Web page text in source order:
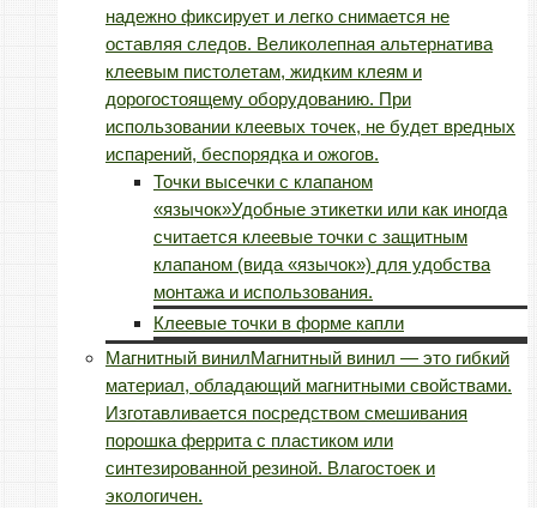
надежно фиксирует и легко снимается не
оставляя следов. Великолепная альтернатива
клеевым пистолетам, жидким клеям и
дорогостоящему оборудованию. При
использовании клеевых точек, не будет вредных
испарений, беспорядка и ожогов.
Точки высечки с клапаном
«язычок»Удобные этикетки или как иногда
считается клеевые точки с защитным
клапаном (вида «язычок») для удобства
монтажа и использования.
Клеевые точки в форме капли
Магнитный винилМагнитный винил — это гибкий
материал, обладающий магнитными свойствами.
Изготавливается посредством смешивания
порошка феррита с пластиком или
синтезированной резиной. Влагостоек и
экологичен.